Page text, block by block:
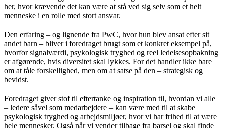
her, hvor krævende det kan være at stå ved sig selv som et helt
menneske i en rolle med stort ansvar.
Den erfaring – og lignende fra PwC, hvor hun blev ansat efter sit
andet barn – bliver i foredraget brugt som et konkret eksempel på,
hvorfor signalværdi, psykologisk tryghed og reel ledelsesopbakning
er afgørende, hvis diversitet skal lykkes. For det handler ikke bare
om at tåle forskellighed, men om at satse på den – strategisk og
bevidst.
Foredraget giver stof til eftertanke og inspiration til, hvordan vi alle
– ledere såvel som medarbejdere – kan være med til at skabe
psykologisk tryghed og arbejdsmiljøer, hvor vi har frihed til at være
hele mennesker. Også når vi vender tilbage fra barsel og skal finde